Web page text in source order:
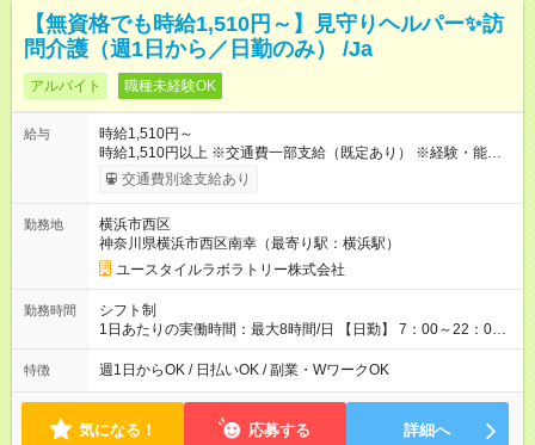
【無資格でも時給1,510円～】見守りヘルパー✨訪
問介護（週1日から／日勤のみ） /Ja
アルバイト 職種未経験OK
給与
時給1,510円～
時給1,510円以上 ※交通費一部支給（既定あり） ※経験・能力を
考慮して決定します 【収入例】 週1回勤務の場合：1,510円×8時
間×4回=4万8,320円 週3回勤務の場合：1,510円×8時間×12回
1,600円 【試用期間】試用期間あり 試用期間の長さ：2ヶ月
※ 雇用形態と給与に、本採用時と異なる部分があります。 雇用
形態：本採用時と同じです。 給与：時給 1,230円以上
交通費別途支給あり
勤務地
横浜市西区
神奈川県横浜市西区南幸（最寄り駅：横浜駅）
ユースタイルラボラトリー株式会社
勤務時間
シフト制
1日あたりの実働時間：最大8時間/日 【日勤】 7：00～22：00
の間で6～8時間勤務（休憩時間は法定通り） ※週1日～OK ／ 1
日6時間から勤務OK ／ 夜勤なし ＊＊ 勤務時間例 ＊＊ ■8時
※訪問先により変動 ※曜日固定（毎週同じ曜日勤務）
特徴 週1日からOK / 日払いOK / 副業・WワークOK
気になる！ 応募する 詳細へ